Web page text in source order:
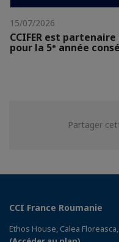
15/07/2026
CCIFER est
pour la 5ᵉ année
Partager
CCI France Roumanie
Ethos House, Calea